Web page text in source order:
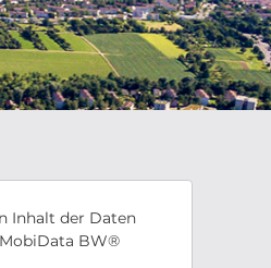
Inhalt der Daten
BW®